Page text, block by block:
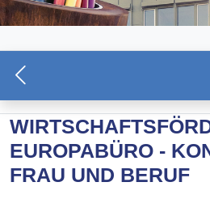
EUROPABÜRO -
FRAU UND BERUF